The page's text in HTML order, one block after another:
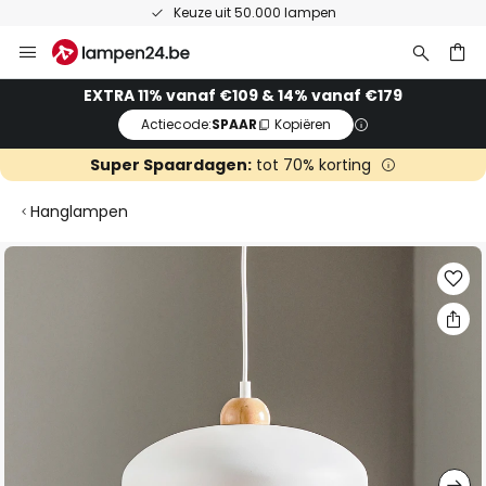
Keuze uit 50.000 lampen
naar
EXTRA 11% vanaf €109 & 14% vanaf €179
Actiecode:SPAAR Kopiëren
Super Spaardagen: tot 70% korting
Hanglampen
Ga